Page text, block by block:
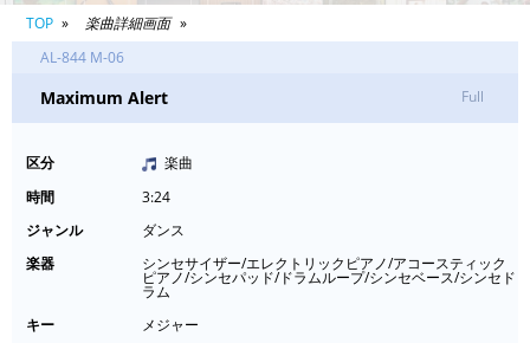
TOP
楽曲詳細画面
AL-844 M-06
Maximum Alert Full
区分
楽曲
時間
3:24
ジャンル
ダンス
楽器
シンセサイザー/エレクトリックピアノ/アコースティック
ピアノ/シンセパッド/ドラムループ/シンセベース/シンセド
ラム
キー
メジャー